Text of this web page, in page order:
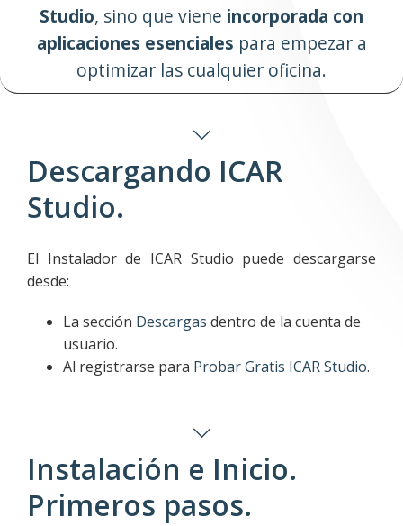
Studio, sino que viene incorporada con
aplicaciones esenciales para empezar a
optimizar las cualquier oficina.
Descargando ICAR
Studio.
El Instalador de ICAR Studio puede descargarse
desde:
La sección Descargas dentro de la cuenta de
usuario.
Al registrarse para Probar Gratis ICAR Studio.
Instalación e Inicio.
Primeros pasos.